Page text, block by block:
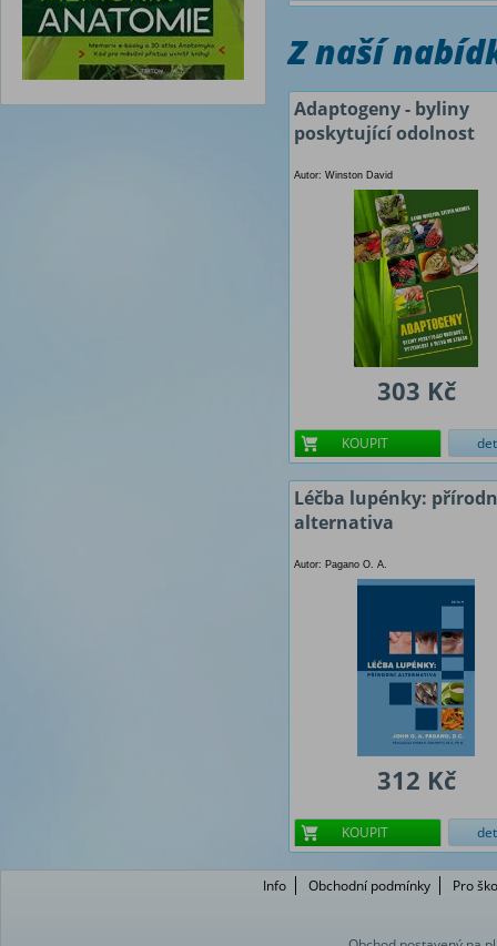
Z naší
Adaptogeny - byliny
poskytující odolnost
Autor: Winston David
303 Kč
KOUPIT
Léčba lupénky:
alternativa
Autor: Pagano O. A.
312 Kč
KOUPIT
Info Obchodní podmínky Pro